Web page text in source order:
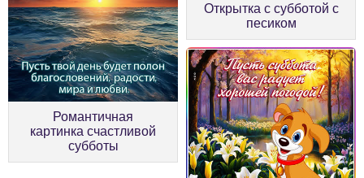
Открытка с субботой с
песиком
Романтичная
картинка счастливой
субботы